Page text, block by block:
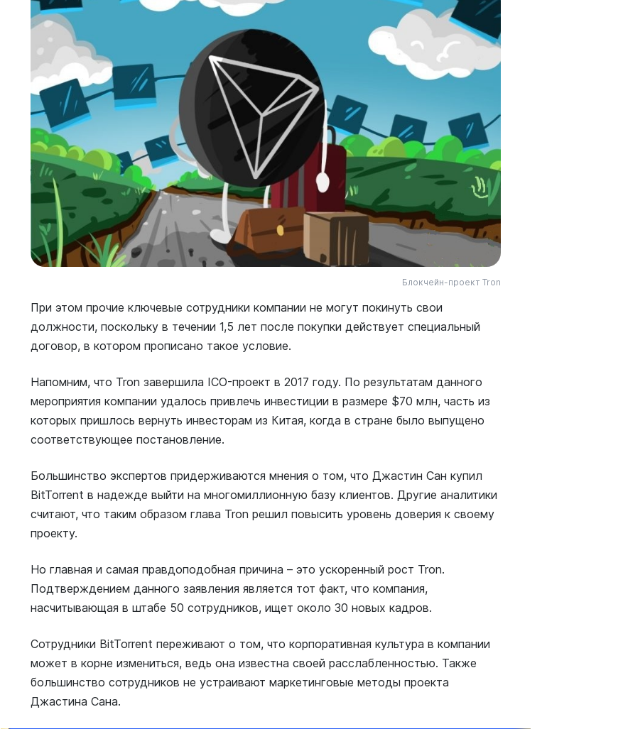
Блокчейн-проект Tron
При этом прочие ключевые сотрудники компании не могут покинуть свои
должности, поскольку в течении 1,5 лет после покупки действует специальный
договор, в котором прописано такое условие.
Напомним, что Tron завершила ICO-проект в 2017 году. По результатам данного
мероприятия компании удалось привлечь инвестиции в размере $70 млн, часть из
которых пришлось вернуть инвесторам из Китая, когда в стране было выпущено
соответствующее постановление.
Большинство экспертов придерживаются мнения о том, что Джастин Сан купил
BitTorrent в надежде выйти на многомиллионную базу клиентов. Другие аналитики
считают, что таким образом глава Tron решил повысить уровень доверия к своему
проекту.
Но главная и самая правдоподобная причина – это ускоренный рост Tron.
Подтверждением данного заявления является тот факт, что компания,
насчитывающая в штабе 50 сотрудников, ищет около 30 новых кадров.
Сотрудники BitTorrent переживают о том, что корпоративная культура в компании
может в корне измениться, ведь она известна своей расслабленностью. Также
большинство сотрудников не устраивают маркетинговые методы проекта
Джастина Сана.